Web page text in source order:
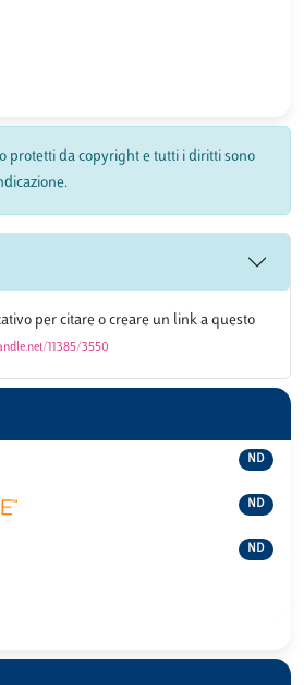
protetti da copyright e tutti i diritti sono
per citare o creare un link a questo
11385/3550
ND
ND
ND